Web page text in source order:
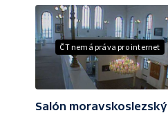
ČT nemá práva pro internet
Salón moravskoslezský